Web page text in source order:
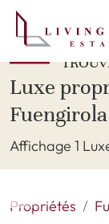
Luxe
Fuengirola
Affichage 1
Propriétés